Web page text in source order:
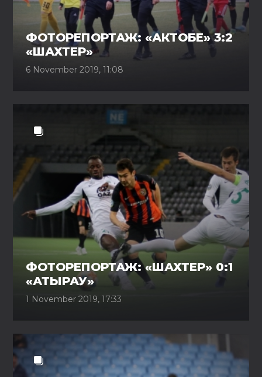
ФОТОРЕПОРТАЖ: «АКТОБЕ» 3:2
«ШАХТЕР»
6 November 2019, 11:08
ФОТОРЕПОРТАЖ: «ШАХТЕР» 0:1
«АТЫРАУ»
1 November 2019, 17:33